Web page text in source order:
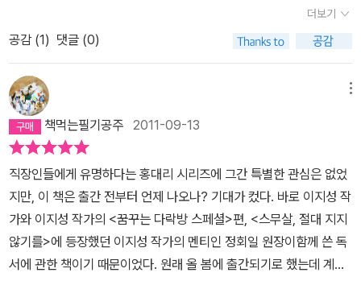
읽었다. 1년 아마 2년 정도 왕창 읽었으니 이젠 전문적 서적으로 달려
봐야할 것 같다. 지금이 6월이니 12월 말까지 100권을 채워보자.' 이
딴 책 나도 쓰겠다. 아니 내가 더 잘 쓰겠다.' 라른 생각할 때가 많았다.
이제껏 내가 자주 부딛히던 생각이다. 나의 자만을 버리고, 그저 아무
생각없이 따라 해 볼까 한다. 그리고 성공하면 당연히 성곡하겠지만.
내년은 365권이다. 그리고. 다음해에는 한권을 쓰보자. 열매도 먹어
봐야 하니까. 왜 이 책을 진작 안 읽었는지 내 자신이 자꾸 부끄러워진
다. 독서천재가 될 주실짱. 홧팅!!
굴리는 것과 유사하여 처음에는 느리고 힘이 부족하지만 가속도가 붙
으면 빠르게 진행된다. 하루에 한권 거뜬하다고 한다. 무슨 일이든 어
는 1. 힘이 되는 사람을 만난다.2. 시련을 극복한 사람들의 책을 읽는
다.3. 롤모델의 사진을 책상에 붙여두고 자주 본다. 여기 책의 주인공
홍대리는 기획에서 마케팅으로 이동을 하여 새로 접하는 업무에 두려
움과 스트레스가 가득하지만 친구를 통해 독서의 멘토 해일을 만나
면서 새로운 사람으로 거듭 난다. 책 100여권을 읽고 매사가 긍정적
이고 일이 재미있고 의욕이 생겨 난다면 가만히 있는 것이 더 이상하
지 않는가 !→ 독서의 천재가 된 홍대리 2 준비중 감사합니다. (제네
시스 드림)
다. 왜냐하면 학부모 독서회가 조직되었다는 어느 산골 마을로 특강
을 나가기로 되어있기 때문이다.100일 동안 자신의 나이만큼의 책을
읽고(음...50대 이후엔 상당히 힘들겠군), 자기 전문 분야의 책을 10
0권 읽는 프로젝트. 100권 읽으면 그 분야의 전문가로 우뚝 설 수 있
다는 작가의 말은 허황된 말이 아니다. 그 정도 읽으면 어디 가서 강연
할만한 배경지식이 쌓인다. 그것을 바탕으로 뭔가 창의적이고 창조적
인 나만의 아이디어가 더해진다면 입신양명하는 것이다.누구나 책만
많이 읽는다면 억대 연봉이 보장된다는 공식이 있다면 얼마나 좋을까
생각해본다. 이 두 사람은 책을 읽고 일가를 이루었다고 말하고 있는
데...음...확실히 책을 많이 읽으면 머리가 좋아진다. 머리가 좋은 사람
은 뭘해도 잘 한다. 잘 할 수 밖에 없다. 머리가 좋으니까....어려운 책
을 숙독하고 완전히 이해하면 그만큼 자신의 뇌 구조가 발달되는 것
더보기
공감 (1) 댓글 (0)
책먹는필기공주 2011-09-13
직장인들에게 유명하다는 홍대리 시리즈에 그간 특별한 관심은 없었
지만, 이 책은 출간 전부터 언제 나오나? 기대가 컸다. 바로 이지성 작
가와 이지성 작가의 <꿈꾸는 다락방 스페셜>편, <스무살, 절대 지지
않기를>에 등장했던 이지성 작가의 멘티인 정회일 원장이함께 쓴 독
서에 관한 책이기 때문이었다. 원래 올 봄에 출간되기로 했는데 계속